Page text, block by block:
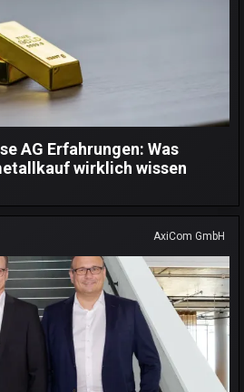
AG Erfahrungen: Was
wirklich wissen
AxiCom GmbH